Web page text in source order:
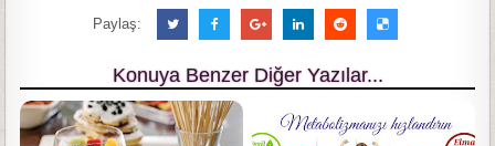
Paylaş:
Konuya Benzer Diğer Yazılar...